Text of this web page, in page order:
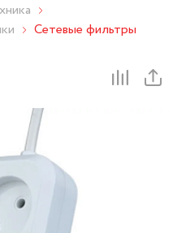
Сетевые фильтры